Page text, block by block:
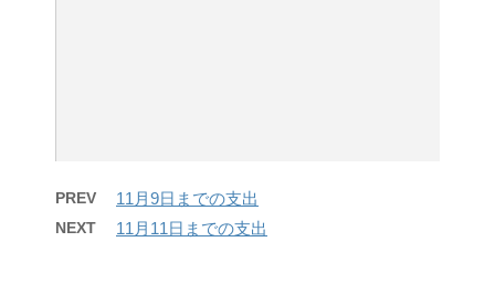
PREV 11月9日までの支出
NEXT 11月11日までの支出